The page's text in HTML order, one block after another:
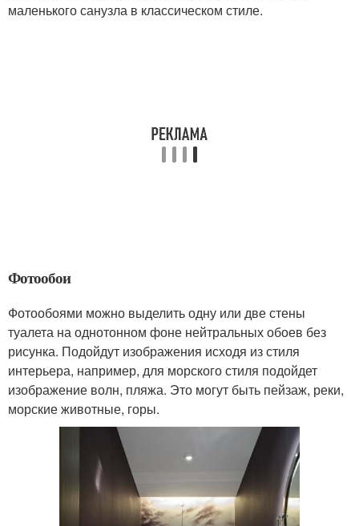
маленького санузла в классическом стиле.
Фотообои
Фотообоями можно выделить одну или две стены
туалета на однотонном фоне нейтральных обоев без
рисунка. Подойдут изображения исходя из стиля
интерьера, например, для морского стиля подойдет
изображение волн, пляжа. Это могут быть пейзаж, реки,
морские животные, горы.